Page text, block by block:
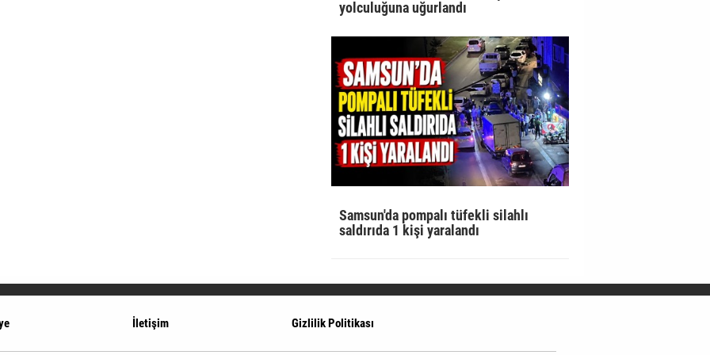
yolculuğuna uğurlandı
Samsun'da pompalı tüfekli silahlı
saldırıda 1 kişi yaralandı
İletişim Gizlilik Politikası